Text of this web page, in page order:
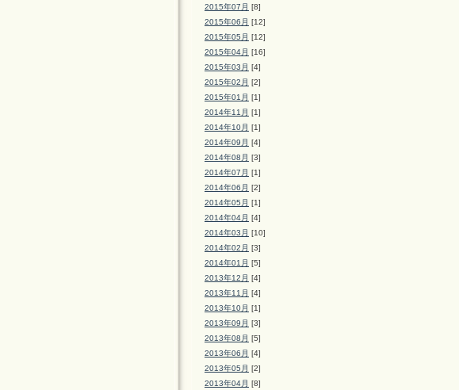
2015年07月 [8]
2015年06月 [12]
2015年05月 [12]
2015年04月 [16]
2015年03月 [4]
2015年02月 [2]
2015年01月 [1]
2014年11月 [1]
2014年10月 [1]
2014年09月 [4]
2014年08月 [3]
2014年07月 [1]
2014年06月 [2]
2014年05月 [1]
2014年04月 [4]
2014年03月 [10]
2014年02月 [3]
2014年01月 [5]
2013年12月 [4]
2013年11月 [4]
2013年10月 [1]
2013年09月 [3]
2013年08月 [5]
2013年06月 [4]
2013年05月 [2]
2013年04月 [8]